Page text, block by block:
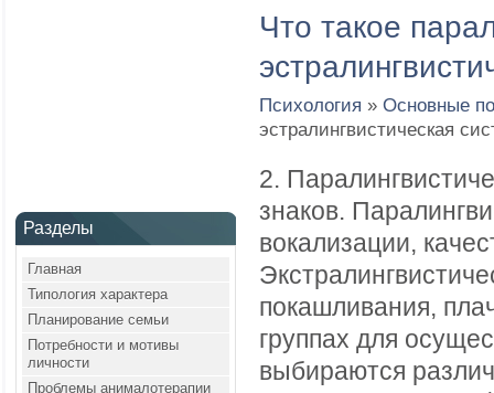
Разделы
Главная
Типология характера
Планирование семьи
Потребности и мотивы
личности
Проблемы анималотерапии
Что такое
Психология » Основные
эстралингвистическая
2.
знаков.
вокализации,
покашливания,
группах для
выбираются